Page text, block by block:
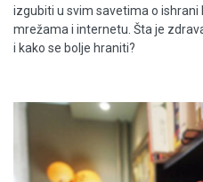
izgubiti u svim savetima o
mrežama i internetu. Šta je
i kako se bolje hraniti?